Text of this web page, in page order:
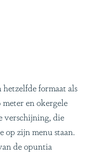
formaat als
en okergele
verschijning, die
op zijn menu staan.
de opuntia